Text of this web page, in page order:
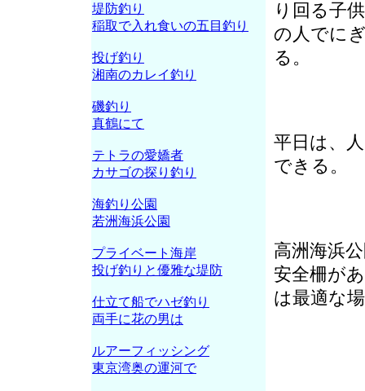
り回る子
の人でに
る。
平日は、
できる。
高洲海浜
安全柵が
は最適な
堤防釣り
稲取で入れ食いの五目釣り
投げ釣り
湘南のカレイ釣り
磯釣り
真鶴にて
テトラの愛嬌者
カサゴの探り釣り
海釣り公園
若洲海浜公園
プライベート海岸
投げ釣りと優雅な堤防
仕立て船でハゼ釣り
両手に花の男は
ルアーフィッシング
東京湾奥の運河で